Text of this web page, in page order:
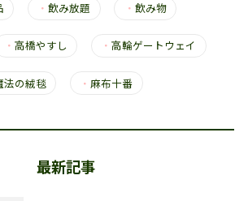
・飲み放題 ・ 飲み物
・高橋やすし ・高輪ゲートウェイ
法の絨毯 ・ 麻布十番
最新記事